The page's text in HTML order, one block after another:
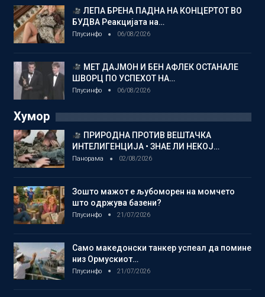
ЛЕПА БРЕНА ПАДНА НА КОНЦЕРТОТ ВО
БУДВА Реакцијата на…
Плусинфо 06/08/2026
МЕТ ДАЈМОН И БЕН АФЛЕК ОСТАНАЛЕ
ШВОРЦ ПО УСПЕХОТ НА…
Плусинфо 06/08/2026
Хумор
ПРИРОДНА ПРОТИВ ВЕШТАЧКА
ИНТЕЛИГЕНЦИЈА • ЗНАЕ ЛИ НЕКОЈ…
Панорама 02/08/2026
Зошто мажот е љубоморен на момчето
што одржува базени?
Плусинфо 21/07/2026
Само македонски танкер успеал да помине
низ Ормускиот…
Плусинфо 21/07/2026